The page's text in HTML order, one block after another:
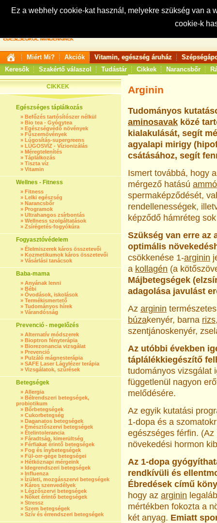
Ez a webhely cookie-kat használ, melyekre szükség van
cookie-k
Keresés:
Miért Mi? Akciók Vitamin, egészség áruház
Keresők
Szakértő válaszol Tudástár Cikkek Narancsbőr
CIKKEK
Egészséges táplálkozás
» Befőzés tartósítószer nélkül
» Bio tea - Gyógytea
» Egészségvédő növények
» Fűszernövények
» Lúgosítás-supergreens
» LÚGOSVÍZ - Vízionizálás
» Méregtelenítés
» Táplálkozás
» Tiszta víz
» Vitamin
Wellnes - Fitness
» Fitness
» Lelki egészség
» Narancsbőr
» Programok
» Ultrahangos zsírbontás
» Wellness szolgáltatások
» Zsírégetés-fogyókúra
Fogyasztóvédelem
» Élelmiszerek káros összetevői
» Kozmetikumok káros összetevői
» Vásárlási tanácsok
Baba-mama
» Anyának lenni
» Bébi
» Óvodások, iskolások
» Termékismertető
» Tudományos hírek
» Várandósság
Prevenció - megelőzés
» Alternatív módszerek
» Bioptron fényterápia
» Biorezonancia vizsgálat
» Prevenció
» Pulzáló mágnesterápia
» SAFE Laser Lágylézer terápia
» Vizsgálatok, szűrések
Betegségek
» Allergia
» Bélrendszeri betegségek,
probiotikum
» Bőrbetegségek
» Cukorbetegség
» Daganatos betegségek
» Emésztőszervi betegségek
» Ételintolerancia
» Fáradtság, kimerültség
» Férfiakat érintő betegségek
» Fog és ínybetegségek
» Fül-orr-gége betegségei
» Hétköznapi mérgeink
» Idegrendszeri betegségek
» Influenza
» Ízületi, mozgásszervi betegségek
» Káros szenvedélyek
» Légzőszervi betegségek
» Nőket érintő betegségek
» Stressz
» Szem betegségek
» Szív és érrendszeri betegségek
Arginin
Tudományos
aminosavak közé
kialakulását, segít
agyalapi mirigy
csátásához, segít
Ismert továbbá, hogy
mérgező hatású
spermaképződését,
rendellenességek,
képződő hám­réteg
Szükség van erre az
optimális
csökkenése 1-arginin
a kollagén (a
Májbetegségek
adagolása javulást
Az arginin
búza­kenyér, barna rizs
szentjánoskenyér,
Az utóbbi években
táplálékkiegészítő
tudományos vizsgálat
függetlenül nagyon
melődésére.
Az egyik kutatási
1-dopa és a
egészséges férfin.
növekedési hormon
Az 1-dopa
rendkívüli és
Ébredések című
hogy az arginin
mértékben fokozta a
két anyag. Emiatt